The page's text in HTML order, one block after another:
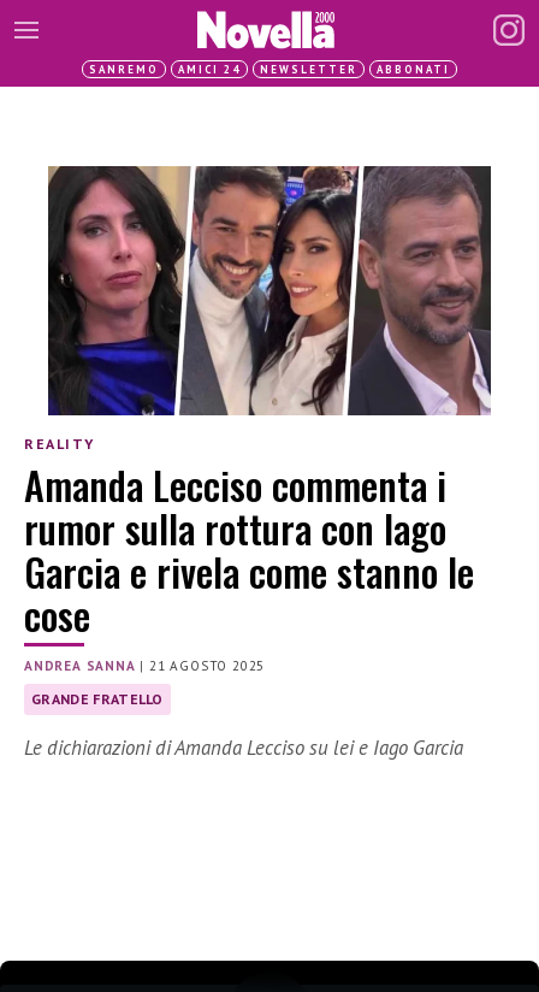
SANREMO AMICI 24 NEWSLETTER ABBONATI
REALITY
Amanda Lecciso commenta i
rumor sulla rottura con Iago
Garcia e rivela come stanno le
cose
ANDREA SANNA |21 AGOSTO 2025
GRANDE FRATELLO
Le dichiarazioni di Amanda Lecciso su lei e Iago Garcia